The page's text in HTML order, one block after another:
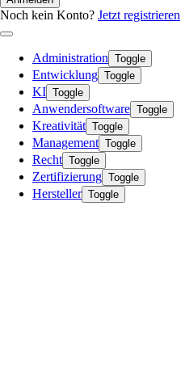
Noch kein Konto? Jetzt registrieren
Administration Toggle
Entwicklung Toggle
KI Toggle
Anwendersoftware Toggle
Kreativität Toggle
Management Toggle
Recht Toggle
Zertifizierung Toggle
Hersteller Toggle